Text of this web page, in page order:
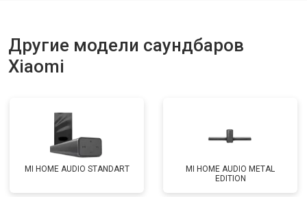
Другие модели саундбаров
Xiaomi
MI HOME AUDIO STANDART
MI HOME AUDIO METAL
EDITION